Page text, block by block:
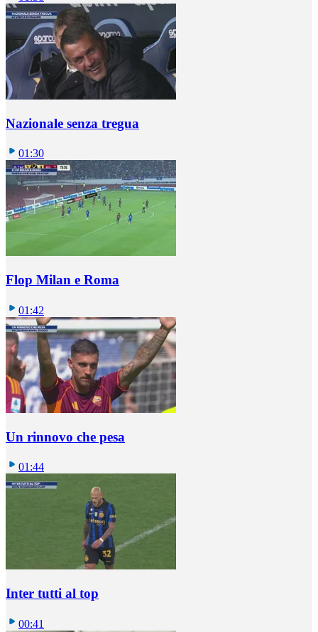
Nazionale senza tregua
01:30
Flop Milan e Roma
01:42
Un rinnovo che pesa
01:44
Inter tutti al top
00:41